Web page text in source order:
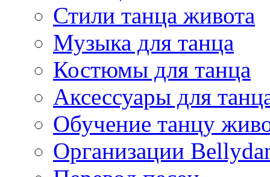
Стили танца живота
Музыка для танца
Костюмы для танца
Аксессуары для
Обучение танцу
Организации